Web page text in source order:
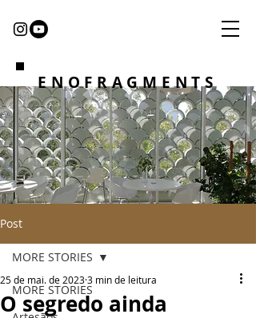
ENOFRAGMENTS
Post
MORE STORIES
MORE STORIES
O segredo ainda
25 de mai. de 20233 min de leitura